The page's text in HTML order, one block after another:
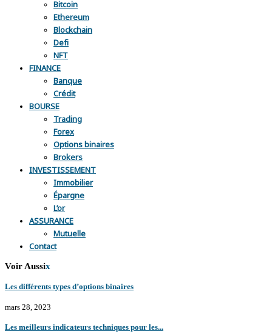
Bitcoin
Ethereum
Blockchain
Defi
NFT
FINANCE
Banque
Crédit
BOURSE
Trading
Forex
Options binaires
Brokers
INVESTISSEMENT
Immobilier
Épargne
L’or
ASSURANCE
Mutuelle
Contact
Voir Aussix
Les différents types d’options binaires
mars 28, 2023
Les meilleurs indicateurs techniques pour les...